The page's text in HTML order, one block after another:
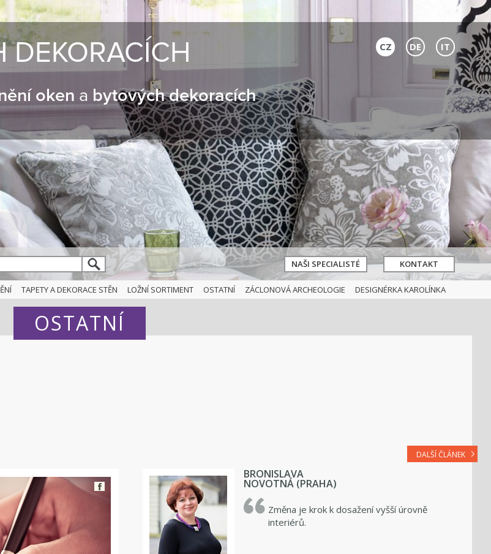
DEKORACÍCH
oken a bytových dekoracích
CZ DE IT
NAŠI SPECIALISTÉ KONTAKT
TAPETY A DEKORACE STĚN LOŽNÍ SORTIMENT OSTATNÍ ZÁCLONOVÁ ARCHEOLOGIE DESIGNÉRKA KAROLÍNKA
OSTATNÍ
DALŠÍ ČLÁNEK
BRONISLAVA
NOVOTNÁ (PRAHA)
Změna je krok k dosažení vyšší úrovně
interiérů.